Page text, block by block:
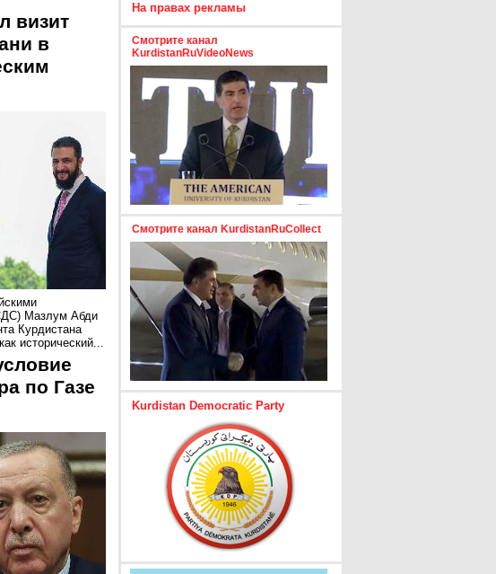
визит
в
Мазлум Абди
Курдистана
исторический...
по Газе
На правах рекламы
Смотрите канал
KurdistanRuVideoNews
Смотрите канал KurdistanRuCollect
Kurdistan Democratic Party